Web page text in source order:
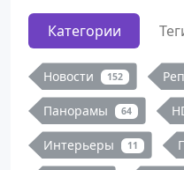
Категории
Новости 152
Панорамы 64
Интерьеры 11